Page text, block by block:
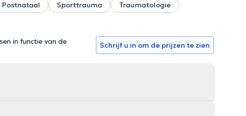
Postnataal Sporttrauma Traumatologie
in functie van de
Schrijf u in om de prijzen te zien